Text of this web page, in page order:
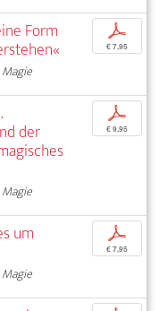
Form p
€ 7,95
der
p
€ 9,95
um p
€ 7,95